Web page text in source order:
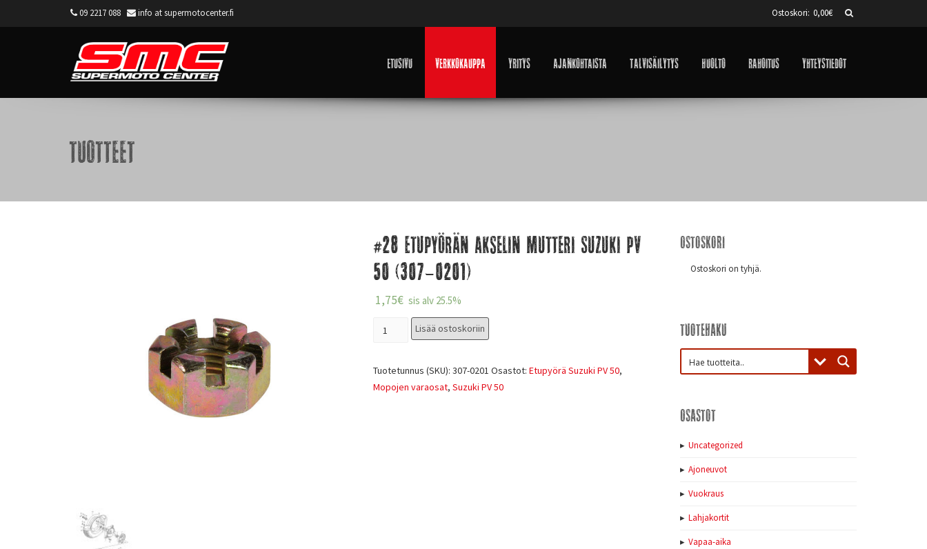
09 2217 088 info at supermotocenter.fi Ostoskori: 0,00€
Etusivu Verkkokauppa Yritys Ajankohtaista Talvisäilytys Huolto Rahoitus Yhteystiedot
Tuotteet
#28 Etupyörän akselin mutteri Suzuki PV
50 (307-0201)
1,75€ sis alv 25.5%
Lisää ostoskoriin
Tuotetunnus (SKU): 307-0201 Osastot: Etupyörä Suzuki PV 50,
Mopojen varaosat, Suzuki PV 50
Ostoskori
Ostoskori on tyhjä.
Tuotehaku
Osastot
Uncategorized
Ajoneuvot
Vuokraus
Lahjakortit
Vapaa-aika